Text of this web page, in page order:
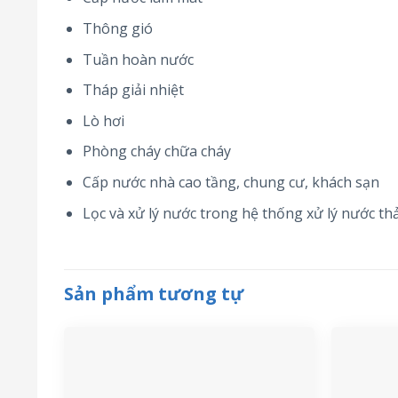
Thông gió
Tuần hoàn nước
Tháp giải nhiệt
Lò hơi
Phòng cháy chữa cháy
Cấp nước nhà cao tầng, chung cư, khách sạn
Lọc và xử lý nước trong hệ thống xử lý nước
Sản phẩm tương tự